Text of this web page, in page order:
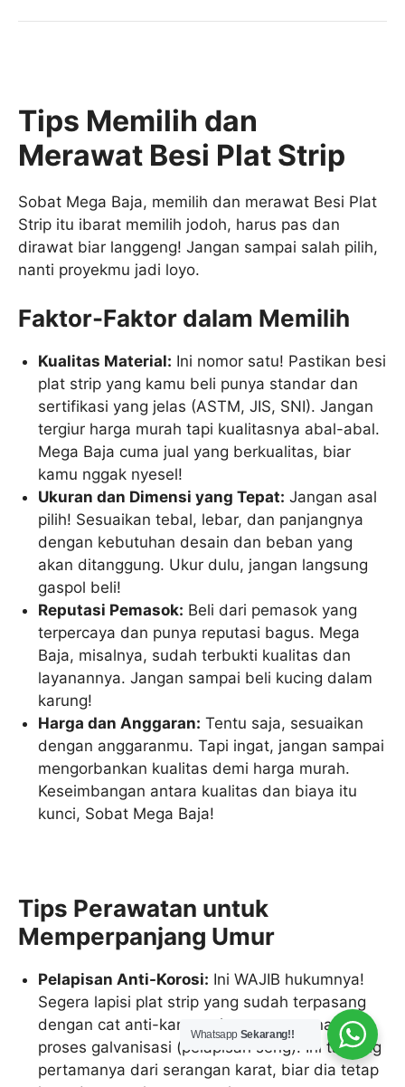
Tips Memilih dan
Merawat Besi Plat Strip
Sobat Mega Baja, memilih dan merawat Besi Plat
Strip itu ibarat memilih jodoh, harus pas dan
dirawat biar langgeng! Jangan sampai salah pilih,
nanti proyekmu jadi loyo.
Faktor-Faktor dalam Memilih
Kualitas Material: Ini nomor satu! Pastikan besi
plat strip yang kamu beli punya standar dan
sertifikasi yang jelas (ASTM, JIS, SNI). Jangan
tergiur harga murah tapi kualitasnya abal-abal.
Mega Baja cuma jual yang berkualitas, biar
kamu nggak nyesel!
Ukuran dan Dimensi yang Tepat: Jangan asal
pilih! Sesuaikan tebal, lebar, dan panjangnya
dengan kebutuhan desain dan beban yang
akan ditanggung. Ukur dulu, jangan langsung
gaspol beli!
Reputasi Pemasok: Beli dari pemasok yang
terpercaya dan punya reputasi bagus. Mega
Baja, misalnya, sudah terbukti kualitas dan
layanannya. Jangan sampai beli kucing dalam
karung!
Harga dan Anggaran: Tentu saja, sesuaikan
dengan anggaranmu. Tapi ingat, jangan sampai
mengorbankan kualitas demi harga murah.
Keseimbangan antara kualitas dan biaya itu
kunci, Sobat Mega Baja!
Tips Perawatan untuk
Memperpanjang Umur
Pelapisan Anti-Korosi: Ini WAJIB hukumnya!
Segera lapisi plat strip yang sudah terpasang
dengan cat anti-karat, primer, atau gunakan
proses galvanisasi (pelapisan seng). Ini tameng
pertamanya dari serangan karat, biar dia tetap
Whatsapp Sekarang!!